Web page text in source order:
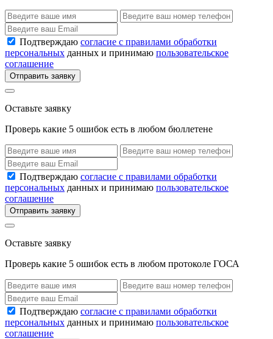
Подтверждаю согласие с правилами обработки
персональных данных и принимаю пользовательское
соглашение
Отправить заявку
Оставьте заявку
Проверь какие 5 ошибок есть в любом бюллетене
Подтверждаю согласие с правилами обработки
персональных данных и принимаю пользовательское
соглашение
Отправить заявку
Оставьте заявку
Проверь какие 5 ошибок есть в любом протоколе ГОСА
Подтверждаю согласие с правилами обработки
персональных данных и принимаю пользовательское
соглашение